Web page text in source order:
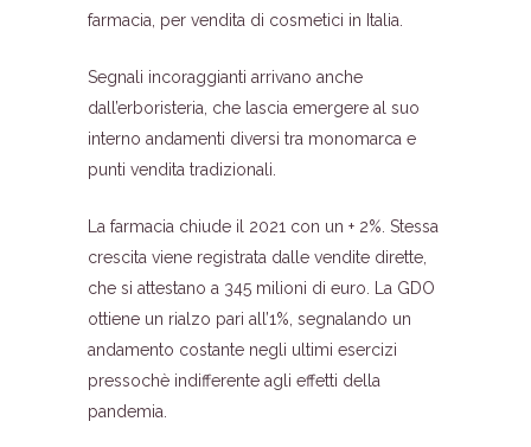
farmacia, per vendita di cosmetici in Italia.
Segnali incoraggianti arrivano anche
dall’erboristeria, che lascia emergere al suo
interno andamenti diversi tra monomarca e
punti vendita tradizionali.
La farmacia chiude il 2021 con un + 2%. Stessa
crescita viene registrata dalle vendite dirette,
che si attestano a 345 milioni di euro. La GDO
ottiene un rialzo pari all’1%, segnalando un
andamento costante negli ultimi esercizi
pressochè indifferente agli effetti della
pandemia.